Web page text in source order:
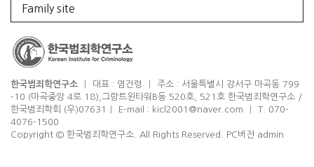
Family site
한국범죄학연구소 대표 : 염건령
주소 : 서울특별시 강서구 마곡동 799
-10 (마곡중앙 4로 18),그랑트윈타워B동 520호, 521호 한국범죄학연구소 /
한국범죄학회 (우)07631
E-mail : kicl2001@naver.com
T. 070-
4076-1500
Copyright © 한국범죄학연구소. All Rights Reserved. PC버전 admin